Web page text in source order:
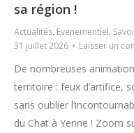
sa région !
Actualités, Evenementiel,
31 juillet 2026
Laisser un
De nombreuses
territoire : feux d’artifice,
sans oublier
du Chat à Yenne ! Zoom